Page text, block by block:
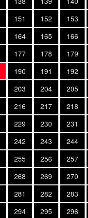
151 152 153
164 165 166
177 178 179
190 191 192
203 204 205
216 217 218
229 230 231
242 243 244
255 256 257
268 269 270
281 282 283
294 295 296